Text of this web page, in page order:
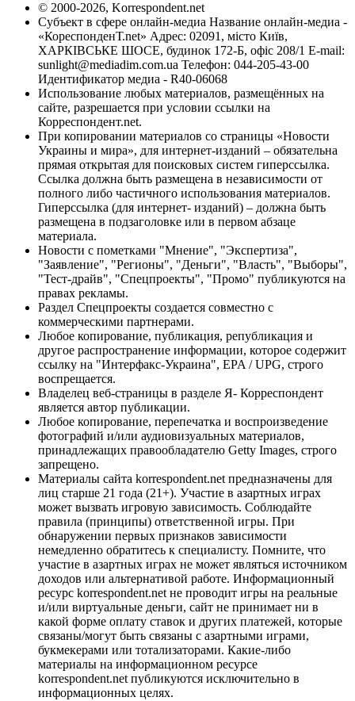
© 2000-2026, Korrespondent.net
Субъект в сфере онлайн-медиа Название онлайн-медиа -
«КореспонденТ.net» Адрес: 02091, місто Київ,
ХАРКІВСЬКЕ ШОСЕ, будинок 172-Б, офіс 208/1 E-mail:
sunlight@mediadim.com.ua Телефон: 044-205-43-00
Идентификатор медиа - R40-06068
Использование любых материалов, размещённых на
сайте, разрешается при условии ссылки на
Корреспондент.net.
При копировании материалов со страницы «Новости
Украины и мира», для интернет-изданий – обязательна
прямая открытая для поисковых систем гиперссылка.
Ссылка должна быть размещена в независимости от
полного либо частичного использования материалов.
Гиперссылка (для интернет- изданий) – должна быть
размещена в подзаголовке или в первом абзаце
материала.
Новости с пометками "Мнение", "Экспертиза",
"Заявление", "Регионы", "Деньги", "Власть", "Выборы",
"Тест-драйв", "Спецпроекты", "Промо" публикуются на
правах рекламы.
Раздел Спецпроекты создается совместно с
коммерческими партнерами.
Любое копирование, публикация, републикация и
другое распространение информации, которое содержит
ссылку на "Интерфакс-Украина", EPA / UPG, строго
воспрещается.
Владелец веб-страницы в разделе Я- Корреспондент
является автор публикации.
Любое копирование, перепечатка и воспроизведение
фотографий и/или аудиовизуальных материалов,
принадлежащих правообладателю Getty Images, строго
запрещено.
Материалы сайта korrespondent.net предназначены для
лиц старше 21 года (21+). Участие в азартных играх
может вызвать игровую зависимость. Соблюдайте
правила (принципы) ответственной игры. При
обнаружении первых признаков зависимости
немедленно обратитесь к специалисту. Помните, что
участие в азартных играх не может являться источником
доходов или альтернативой работе. Информационный
ресурс korrespondent.net не проводит игры на реальные
и/или виртуальные деньги, сайт не принимает ни в
какой форме оплату ставок и других платежей, которые
связаны/могут быть связаны с азартными играми,
букмекерами или тотализаторами. Какие-либо
материалы на информационном ресурсе
korrespondent.net публикуются исключительно в
информационных целях.